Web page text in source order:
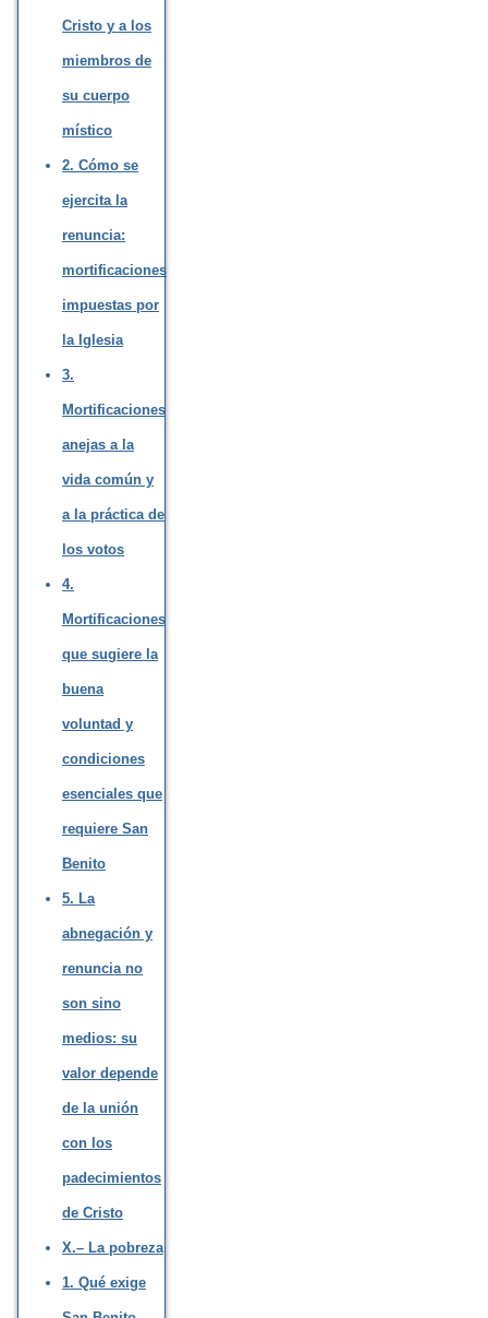
Cristo y a los
miembros de
su cuerpo
místico
2. Cómo se
ejercita la
renuncia:
mortificaciones
impuestas por
la Iglesia
3.
Mortificaciones
anejas a la
vida común y
a la práctica de
los votos
4.
Mortificaciones
que sugiere la
buena
voluntad y
condiciones
esenciales que
requiere San
Benito
5. La
abnegación y
renuncia no
son sino
medios: su
valor depende
de la unión
con los
padecimientos
de Cristo
X.– La pobreza
1. Qué exige